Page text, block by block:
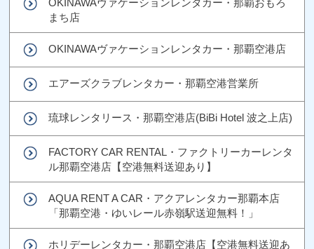
OKINAWAヴァケーションレンタカー・那覇おもろ
まち店
OKINAWAヴァケーションレンタカー・那覇空港店
エアーズクラブレンタカー・那覇空港営業所
琉球レンタリース・那覇空港店(BiBi Hotel 波之上店)
FACTORY CAR RENTAL・ファクトリーカーレンタ
ル那覇空港店【空港無料送迎あり】
AQUA RENT A CAR・アクアレンタカー那覇本店
「那覇空港・ゆいレール赤嶺駅送迎無料！」
ホリデーレンタカー・那覇空港店【空港無料送迎あ